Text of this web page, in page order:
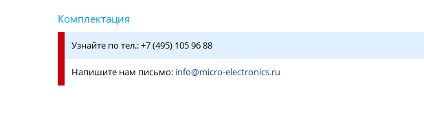
Узнайте по тел.: +7 (495) 105 96 88
Напишите нам письмо: info@micro-electronics.ru